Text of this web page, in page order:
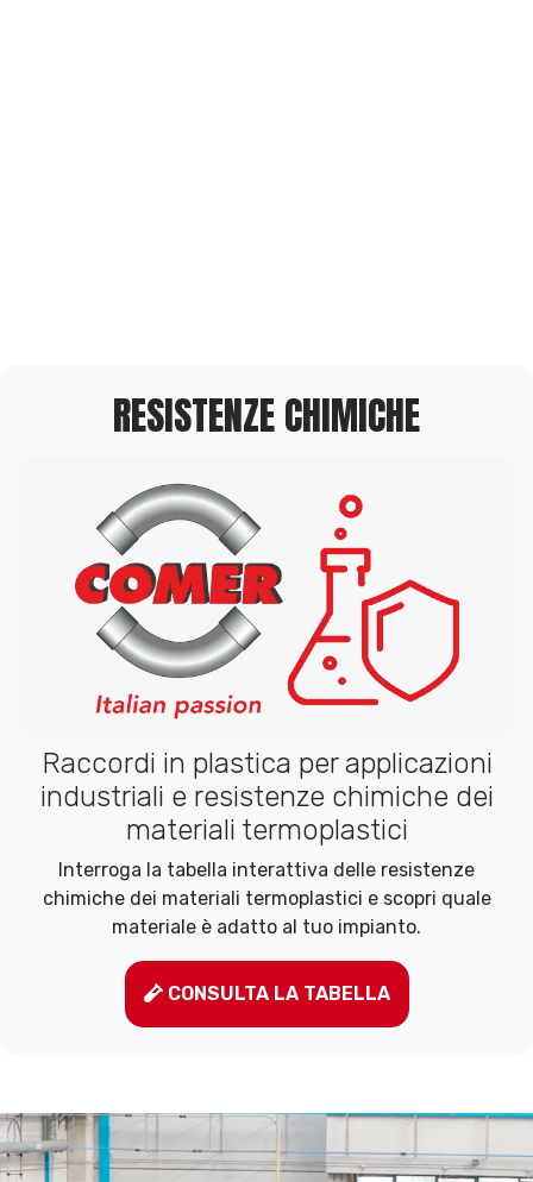
RESISTENZE CHIMICHE
Raccordi in plastica per applicazioni
industriali e resistenze chimiche dei
materiali termoplastici
Interroga la tabella interattiva delle resistenze
chimiche dei materiali termoplastici e scopri quale
materiale è adatto al tuo impianto.
CONSULTA LA TABELLA